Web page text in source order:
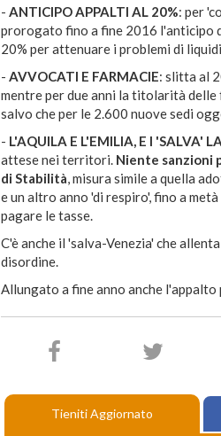
- ANTICIPO APPALTI AL 20%: per
prorogato fino a fine 2016 l'anticipo
20% per attenuare i problemi di
- AVVOCATI E FARMACIE: slitta al
mentre per due anni la titolarità
salvo che per le 2.600 nuove sedi
- L'AQUILA E L'EMILIA, E I 'SALVA'
attese nei territori. Niente sanzioni
di Stabilità, misura simile a quella
e un altro anno 'di respiro', fino a
pagare le tasse.
C'è anche il 'salva-Venezia' che
disordine.
Allungato a fine anno anche
Tieniti Aggiornato